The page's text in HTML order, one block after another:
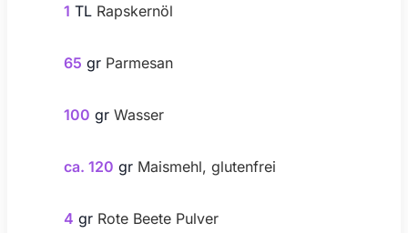
1 TL Rapskernöl
65 gr Parmesan
100 gr Wasser
ca. 120 gr Maismehl, glutenfrei
4 gr Rote Beete Pulver